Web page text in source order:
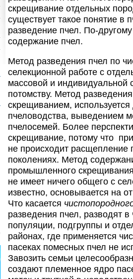
скрещивание отдельных
существует такое понятие в
разведение пчел. По-
содержание пчел.
Метод разведения пчел по
селекционной работе с
массовой и индивидуальной
потомству. Метод
скрещиванием,
пчеловодства, выведением
пчелосемей. Более
скрещивание, потому что
не происходит
поколениях. Метод
промышленного
не имеет ничего общего с
известно, основывается на
Что касается
разведения пчел, разводят
популяции, подгруппы и
районах, где применяется
пасеках помесных пчел не
Завозить семьи
создают племенное ядро